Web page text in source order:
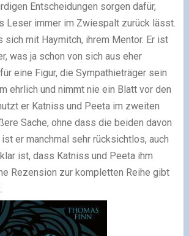
Entscheidungen sorgen dafür,
Leser immer im Zwiespalt zurück lässt.
sich mit Haymitch, ihrem Mentor. Er ist
was ja schon von sich aus eher
eine Figur, die Sympathieträger sein
ehrlich und nimmt nie ein Blatt vor den
er Katniss und Peeta im zweiten
Sache, ohne dass die beiden davon
er manchmal sehr rücksichtlos, auch
ist, dass Katniss und Peeta ihm
Rezension zur kompletten Reihe gibt
.